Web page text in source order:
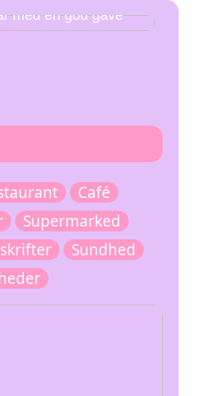
med en god gave
Café
Supermarked
Sundhed